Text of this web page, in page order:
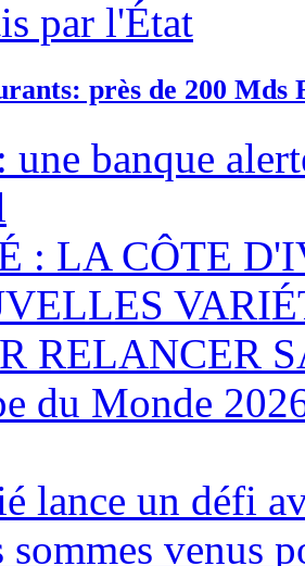
près de 200 Mds
une banque
: LA CÔTE
RELANCER
du Monde
lance un défi
sommes venus